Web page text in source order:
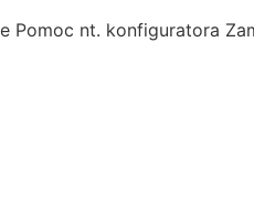
nt. konfiguratora